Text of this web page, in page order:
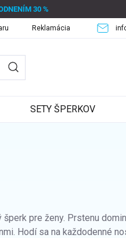
30 %
Reklamácia
SETY ŠPERKOV
pre ženy. Prstenu
Hodí sa na každodenné